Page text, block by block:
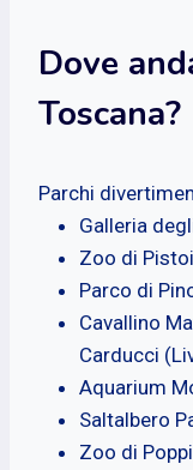
Dove
Toscana?
Parchi
Galleria
Zoo di
Parco di
Cavallino
Carducci
Aquarium
Saltalbero
Zoo di